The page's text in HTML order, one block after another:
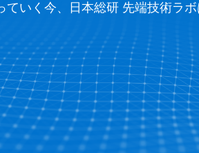
いく今、日本総研 先端技術ラ